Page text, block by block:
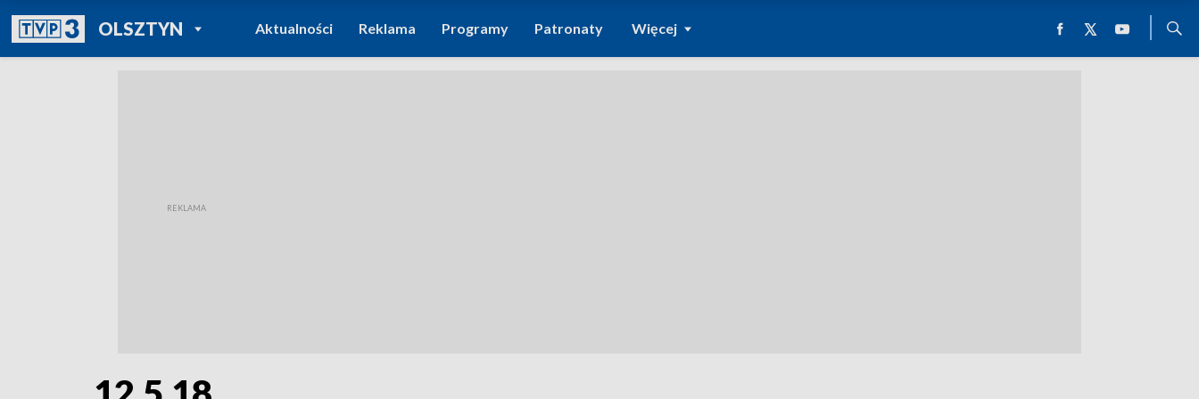
OLSZTYNPOWRÓT DO
TVP REGIONY
Aktualności Reklama Programy Patronaty Więcej